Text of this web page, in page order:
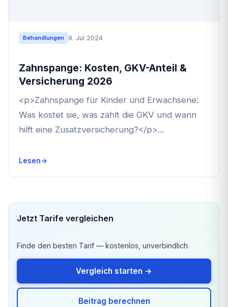
Behandlungen 9. Jul 2024
Zahnspange: Kosten, GKV-Anteil &
Versicherung 2026
<p>Zahnspange für Kinder und Erwachsene:
Was kostet sie, was zahlt die GKV und wann
hilft eine Zusatzversicherung?</p>...
Lesen
Jetzt Tarife vergleichen
Finde den besten Tarif — kostenlos, unverbindlich.
Vergleich starten →
Beitrag berechnen